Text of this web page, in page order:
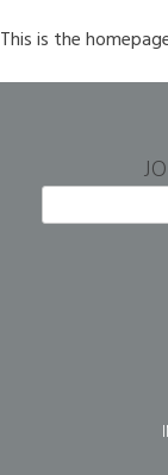
This is the